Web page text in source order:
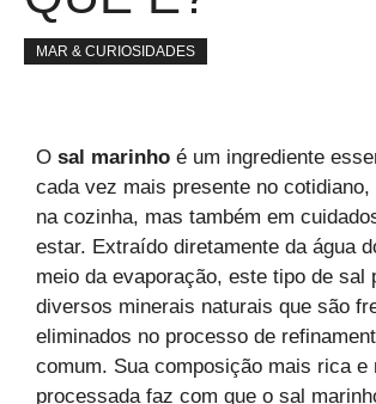
MAR & CURIOSIDADES
O sal marinho é um ingrediente
cada vez mais presente no cotidiano,
na cozinha, mas também em
estar. Extraído diretamente da água
meio da evaporação, este tipo de sal
diversos minerais naturais que são
eliminados no processo de
comum. Sua composição mais rica e
processada faz com que o sal